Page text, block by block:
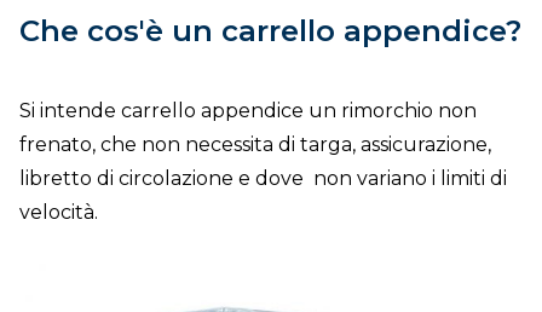
Che cos'è un carrello appendice?
Si intende carrello appendice un rimorchio non
frenato, che non necessita di targa, assicurazione,
libretto di circolazione e dove non variano i limiti di
velocità.